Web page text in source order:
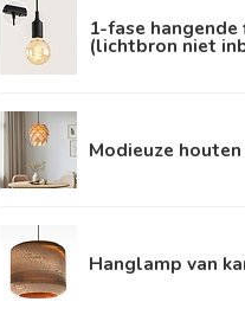
1-fase
(lichtbron niet
Modieuze
Hanglamp van